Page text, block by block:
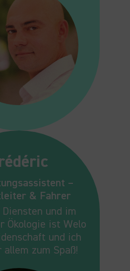
–
& Fahrer
und im
Ökologie ist Welo
und ich
zum Spaß!